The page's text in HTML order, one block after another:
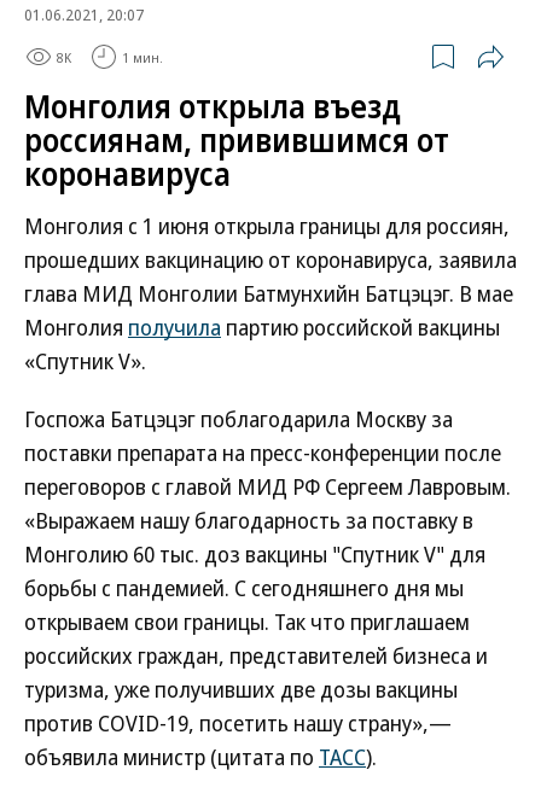
01.06.2021, 20:07
8K 1 мин.
Монголия открыла въезд
россиянам, привившимся от
коронавируса
Монголия с 1 июня открыла границы для россиян,
прошедших вакцинацию от коронавируса, заявила
глава МИД Монголии Батмунхийн Батцэцэг. В мае
Монголия получила партию российской вакцины
«Спутник V».
Госпожа Батцэцэг поблагодарила Москву за
поставки препарата на пресс-конференции после
переговоров с главой МИД РФ Сергеем Лавровым.
«Выражаем нашу благодарность за поставку в
Монголию 60 тыс. доз вакцины "Спутник V" для
борьбы с пандемией. С сегодняшнего дня мы
открываем свои границы. Так что приглашаем
российских граждан, представителей бизнеса и
туризма, уже получивших две дозы вакцины
против COVID-19, посетить нашу страну»,—
объявила министр (цитата по ТАСС).